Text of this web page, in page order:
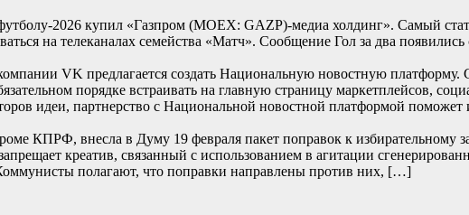
2026 купил «Газпром (MOEX: GAZP)-медиа холдинг». Самый
на телеканалах семейства «Матч». Сообщение Гол за два
VK предлагается создать Национальную новостную
порядке встраивать на главную страницу маркетплейсов,
идеи, партнерство с Национальной новостной платформой
КПРФ, внесла в Думу 19 февраля пакет поправок к избирательному
креатив, связанный с использованием в агитации
полагают, что поправки направлены против них, […]